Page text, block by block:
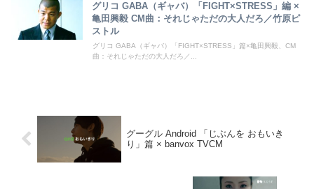
グリコ GABA（ギャバ）「FIGHT×STRESS」編 ×
亀田興毅 CM曲：それじゃただの大人だろ／竹原ピ
ストル
グリコ GABA（ギャバ）「FIGHT×STRESS」篇×亀田興毅、CM
曲：それじゃただの大人だろ／...
グーグル Android 「じぶんを おもいき
り」篇 × banvox TVCM